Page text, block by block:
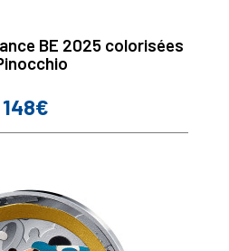
BE 2025 colorisées
Prix
148€